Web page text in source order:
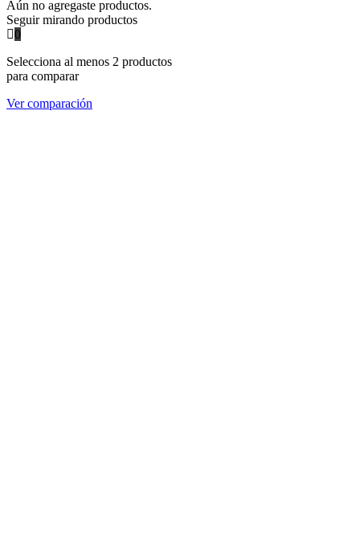
Aún no agregaste productos.
Seguir mirando productos
0
Selecciona al menos 2 productos
para comparar
Ver comparación